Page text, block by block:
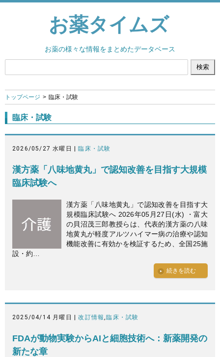
お薬タイムズ
お薬の様々な情報をまとめたデータベース
トップページ 臨床・試験
臨床・試験
2026/05/27 水曜日 | 臨床・試験
漢方薬「八味地黄丸」で認知改善を目指す大規模
臨床試験へ
漢方薬「八味地黄丸」で認知改善を目指す大
規模臨床試験へ 2026年05月27日(水) ・富大
の貝沼茂三郎教授らは、代表的漢方薬の八味
地黄丸が軽度アルツハイマー病の治療や認知
機能改善に有効かを検証するため、全国25施
設・約…
続きを読む
2025/04/14 月曜日 |改訂情報 ,臨床・試験
FDAが動物実験からAIと細胞技術へ：新薬開発の
新たな章